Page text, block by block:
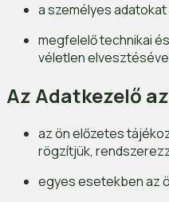
a személyes
megfelelő technikai
véletlen
Az Adatkezelő
az ön előzetes
rögzítjük,
egyes esetekben az